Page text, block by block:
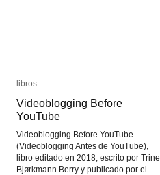
libros
Videoblogging Before
YouTube
Videoblogging Before YouTube
(Videoblogging Antes de YouTube),
libro editado en 2018, escrito por Trine
Bjørkmann Berry y publicado por el
libros
Videoblogging Before
YouTube